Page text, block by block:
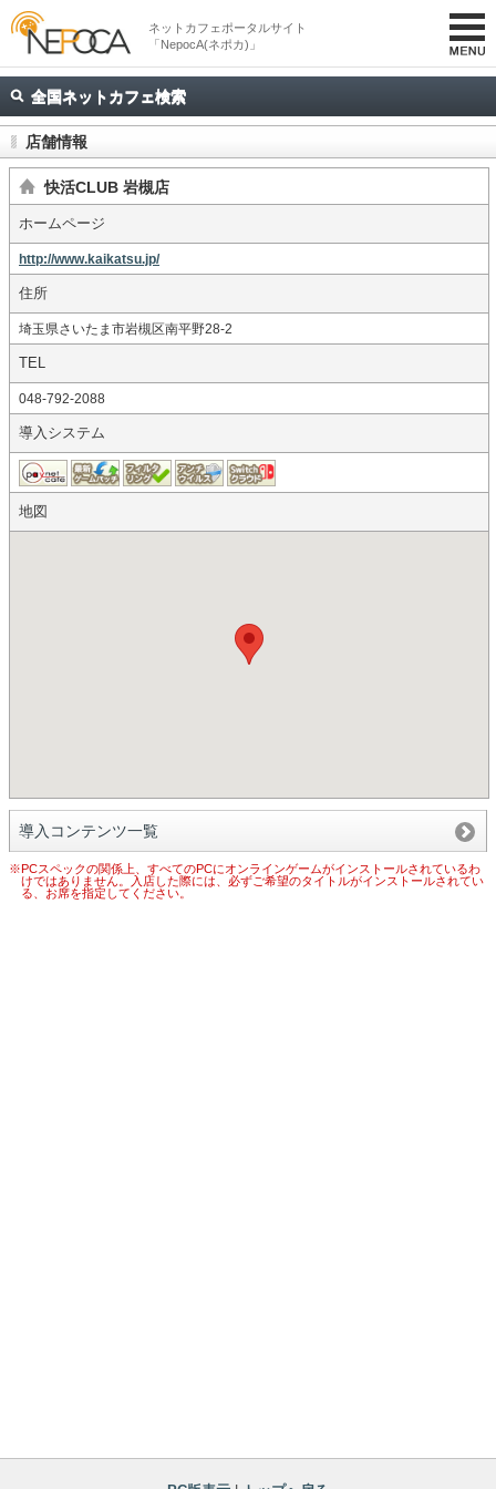
ネットカフェポータルサイト
「NepocA(ネポカ)」
全国ネットカフェ検索
店舗情報
快活CLUB 岩槻店
ホームページ
http://www.kaikatsu.jp/
住所
埼玉県さいたま市岩槻区南平野28-2
TEL
048-792-2088
導入システム
地図
導入コンテンツ一覧
※PCスペックの関係上、すべてのPCにオンラインゲームがインストールされているわ
けではありません。入店した際には、必ずご希望のタイトルがインストールされてい
る、お席を指定してください。